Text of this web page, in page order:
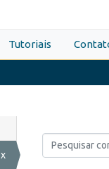
Tutoriais
x